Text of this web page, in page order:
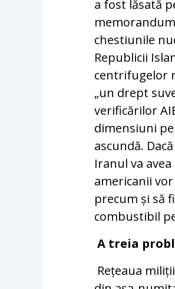
a fost lăsată
chestiunile
Republicii
centrifugelor
„un drept
verificărilor
dimensiuni
ascundă.
Iranul va
americanii
precum și să
combustibil
A treia
Rețeaua